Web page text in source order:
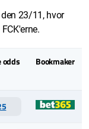
23/11, hvor
odds Bookmaker